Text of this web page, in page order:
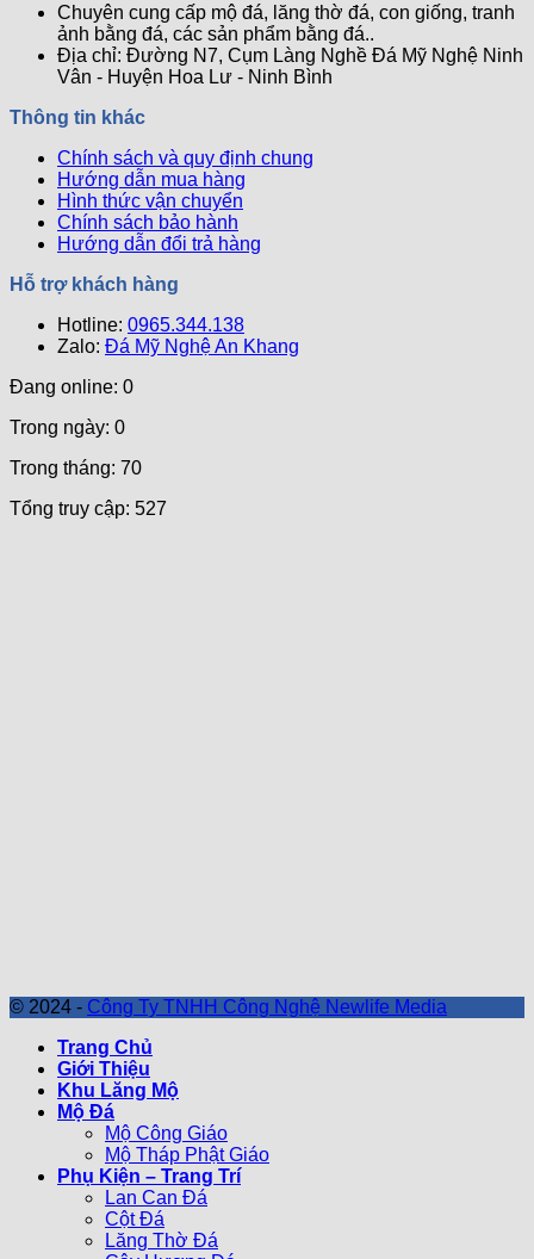
Chuyên cung cấp mộ đá, lăng thờ đá, con giống, tranh
ảnh bằng đá, các sản phẩm bằng đá..
Địa chỉ: Đường N7, Cụm Làng Nghề Đá Mỹ Nghệ Ninh
Vân - Huyện Hoa Lư - Ninh Bình
Thông tin khác
Chính sách và quy định chung
Hướng dẫn mua hàng
Hình thức vận chuyển
Chính sách bảo hành
Hướng dẫn đổi trả hàng
Hỗ trợ khách hàng
Hotline: 0965.344.138
Zalo: Đá Mỹ Nghệ An Khang
Đang online: 0
Trong ngày: 0
Trong tháng: 70
Tổng truy cập: 527
© 2024 - Công Ty TNHH Công Nghệ Newlife Media
Trang Chủ
Giới Thiệu
Khu Lăng Mộ
Mộ Đá
Mộ Công Giáo
Mộ Tháp Phật Giáo
Phụ Kiện – Trang Trí
Lan Can Đá
Cột Đá
Lăng Thờ Đá